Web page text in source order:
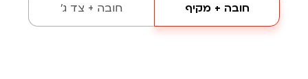
חובה + מקיף חובה + צד ג'